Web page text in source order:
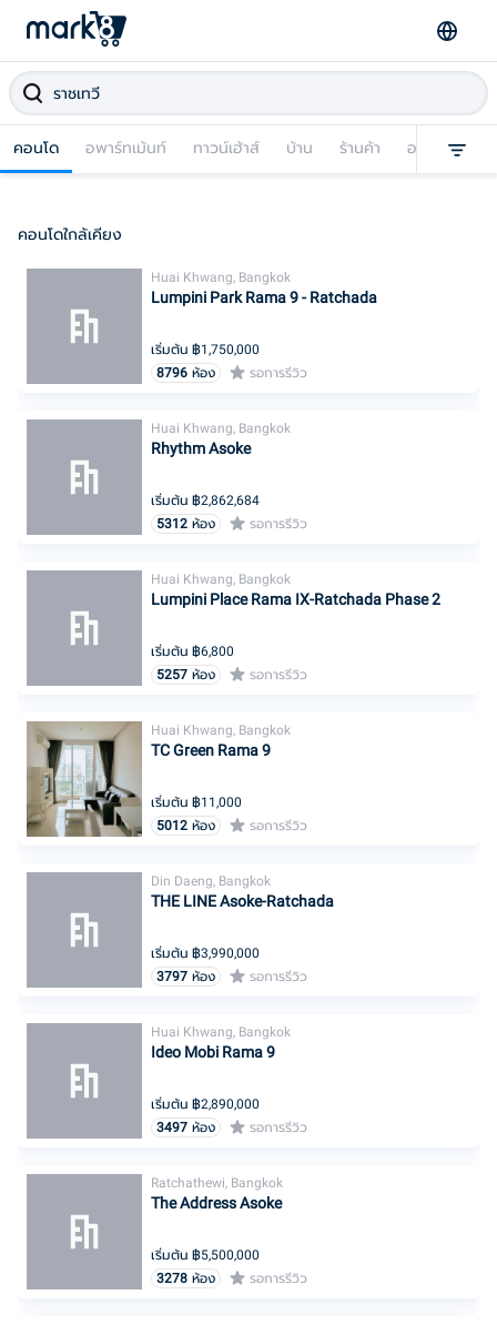
คอนโด อพาร์ทเม้นท์ ทาวน์เฮ้าส์ บ้าน ร้านค้า อาคารพาณิช
คอนโดใกล้เคียง
Huai Khwang, Bangkok
Lumpini Park Rama 9 - Ratchada
เริ่มต้น ฿1,750,000
8796 ห้อง รอการรีวิว
Huai Khwang, Bangkok
Rhythm Asoke
เริ่มต้น ฿2,862,684
5312 ห้อง รอการรีวิว
Huai Khwang, Bangkok
Lumpini Place Rama IX-Ratchada Phase 2
เริ่มต้น ฿6,800
5257 ห้อง รอการรีวิว
Huai Khwang, Bangkok
TC Green Rama 9
เริ่มต้น ฿11,000
5012 ห้อง รอการรีวิว
Din Daeng, Bangkok
THE LINE Asoke-Ratchada
เริ่มต้น ฿3,990,000
3797 ห้อง รอการรีวิว
Huai Khwang, Bangkok
Ideo Mobi Rama 9
เริ่มต้น ฿2,890,000
3497 ห้อง รอการรีวิว
Ratchathewi, Bangkok
The Address Asoke
เริ่มต้น ฿5,500,000
3278 ห้อง รอการรีวิว